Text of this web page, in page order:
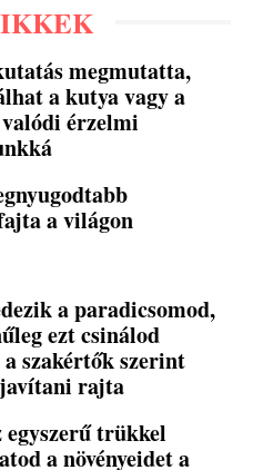
megmutatta,
a kutya vagy a
érzelmi
a világon
a paradicsomod,
ezt csinálod
szakértők szerint
rajta
egyszerű trükkel
a növényeidet a